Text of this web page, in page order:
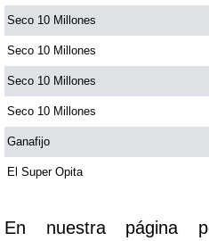
Saman de la suerte
Sinuano Día
Sinuano Noche
Seco 10 Millones
Seco 10 Millones
Seco 10 Millones
Seco 10 Millones
Ganafijo
El Super Opita
En nuestra página